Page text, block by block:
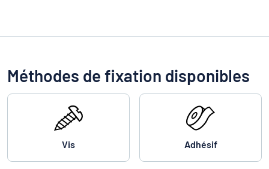
Méthodes de fixation disponibles
Vis Adhésif